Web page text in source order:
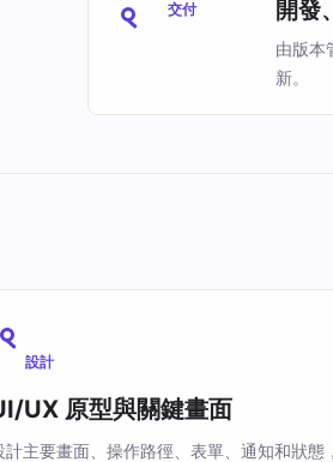
交付 開發
由版本
新。
設計
UX 原型與關鍵畫面
計主要畫面、操作路徑、表單、通知和狀態